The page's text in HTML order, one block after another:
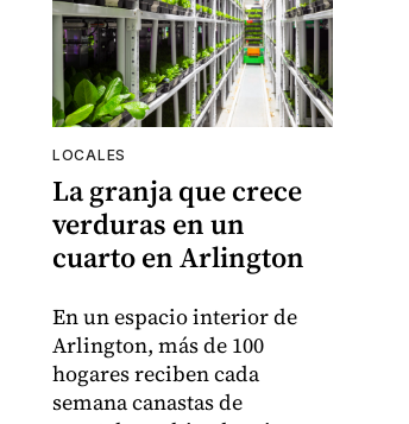
LOCALES
La granja que crece
verduras en un
cuarto en Arlington
En un espacio interior de
Arlington, más de 100
hogares reciben cada
semana canastas de